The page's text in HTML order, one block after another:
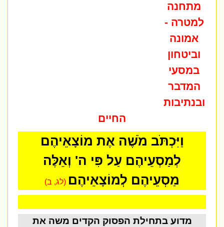
מתחנה
למטרה -
אמונה
וביטחון
במסעי
המדבר
ובנתיבות
החיים
וַיִּכְתֹּב מֹשֶׁה אֶת מוֹצָאֵיהֶם
לְמַסְעֵיהֶם עַל פִּי ה' וְאֵלֶּה
מַסְעֵיהֶם לְמוֹצָאֵיהֶם(לג, ב)
מדוע בתחילת הפסוק הקדים משה את